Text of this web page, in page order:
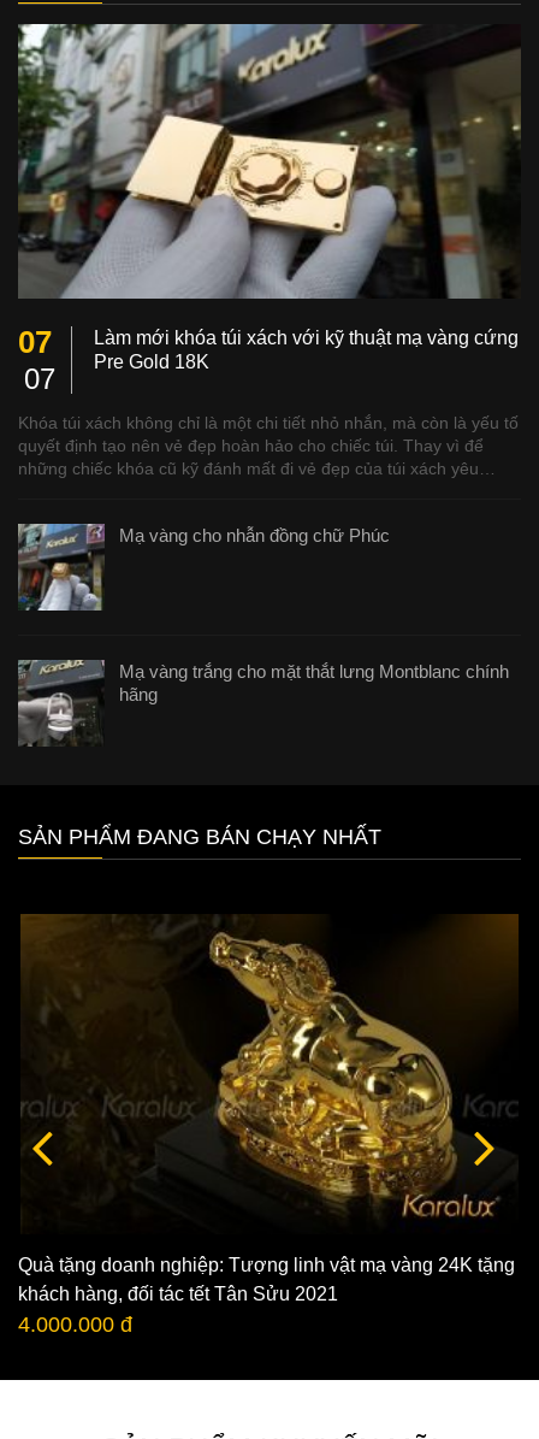
07
07
Làm mới khóa túi xách với kỹ thuật mạ vàng cứng
Pre Gold 18K
Khóa túi xách không chỉ là một chi tiết nhỏ nhắn, mà còn là yếu tố
quyết định tạo nên vẻ đẹp hoàn hảo cho chiếc túi. Thay vì để
những chiếc khóa cũ kỹ đánh mất đi vẻ đẹp của túi xách yêu…
Mạ vàng cho nhẫn đồng chữ Phúc
Mạ vàng trắng cho mặt thắt lưng Montblanc chính
hãng
SẢN PHẨM ĐANG BÁN CHẠY NHẤT
Quà tặng doanh nghiệp: Tượng linh vật mạ vàng 24K tặng
khách hàng, đối tác tết Tân Sửu 2021
4.000.000 đ